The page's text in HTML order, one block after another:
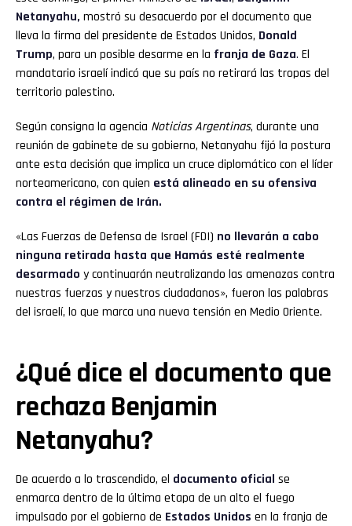
Netanyahu, mostró su desacuerdo por el documento que
lleva la firma del presidente de Estados Unidos, Donald
Trump, para un posible desarme en la franja de Gaza. El
mandatario israelí indicó que su país no retirará las tropas del
territorio palestino.
Según consigna la agencia Noticias Argentinas, durante una
reunión de gabinete de su gobierno, Netanyahu fijó la postura
ante esta decisión que implica un cruce diplomático con el líder
norteamericano, con quien está alineado en su ofensiva
contra el régimen de Irán.
«Las Fuerzas de Defensa de Israel (FDI) no llevarán a cabo
ninguna retirada hasta que Hamás esté realmente
desarmado y continuarán neutralizando las amenazas contra
nuestras fuerzas y nuestros ciudadanos», fueron las palabras
del israelí, lo que marca una nueva tensión en Medio Oriente.
¿Qué dice el documento que
rechaza Benjamin
Netanyahu?
De acuerdo a lo trascendido, el documento oficial se
enmarca dentro de la última etapa de un alto el fuego
impulsado por el gobierno de Estados Unidos en la franja de